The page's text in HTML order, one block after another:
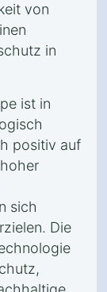
von
in
ist in
positiv auf
sich
Die